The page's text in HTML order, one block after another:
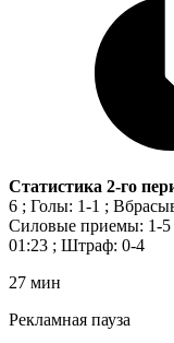
Статистика 2-го
6 ; Голы: 1-1 ;
Силовые приемы: 1-5
01:23 ; Штраф: 0-4
27 мин
Рекламная пауза